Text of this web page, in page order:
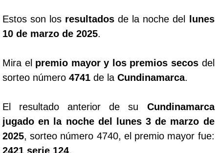
Estos son los resultados de la noche del
lunes
10 de marzo de 2025.
Mira el premio mayor y los premios secosdel
sorteo número 4741 de la Cundinamarca.
El resultado anterior de su Cundinamarca
jugado en la noche del lunes 3 de marzo de
2025, sorteo número 4740, el premio mayor fue:
2421 serie 124.